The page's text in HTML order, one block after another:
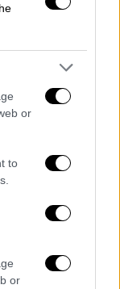
or
to
or
αναμένεται
, η
μια κίνηση
των